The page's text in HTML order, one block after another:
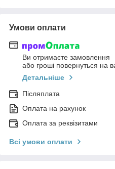
Умови оплати
Ви отримаєте замовлення
або гроші повернуться на
Детальніше
Післяплата
Оплата на рахунок
Оплата за реквізитами
Всі умови оплати